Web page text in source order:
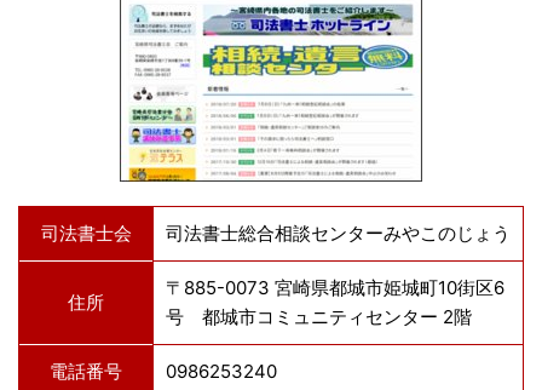
司法書士会 司法書士総合相談センターみやこのじょう
住所
〒885-0073 宮崎県都城市姫城町10街区6
号 都城市コミュニティセンター 2階
電話番号 0986253240